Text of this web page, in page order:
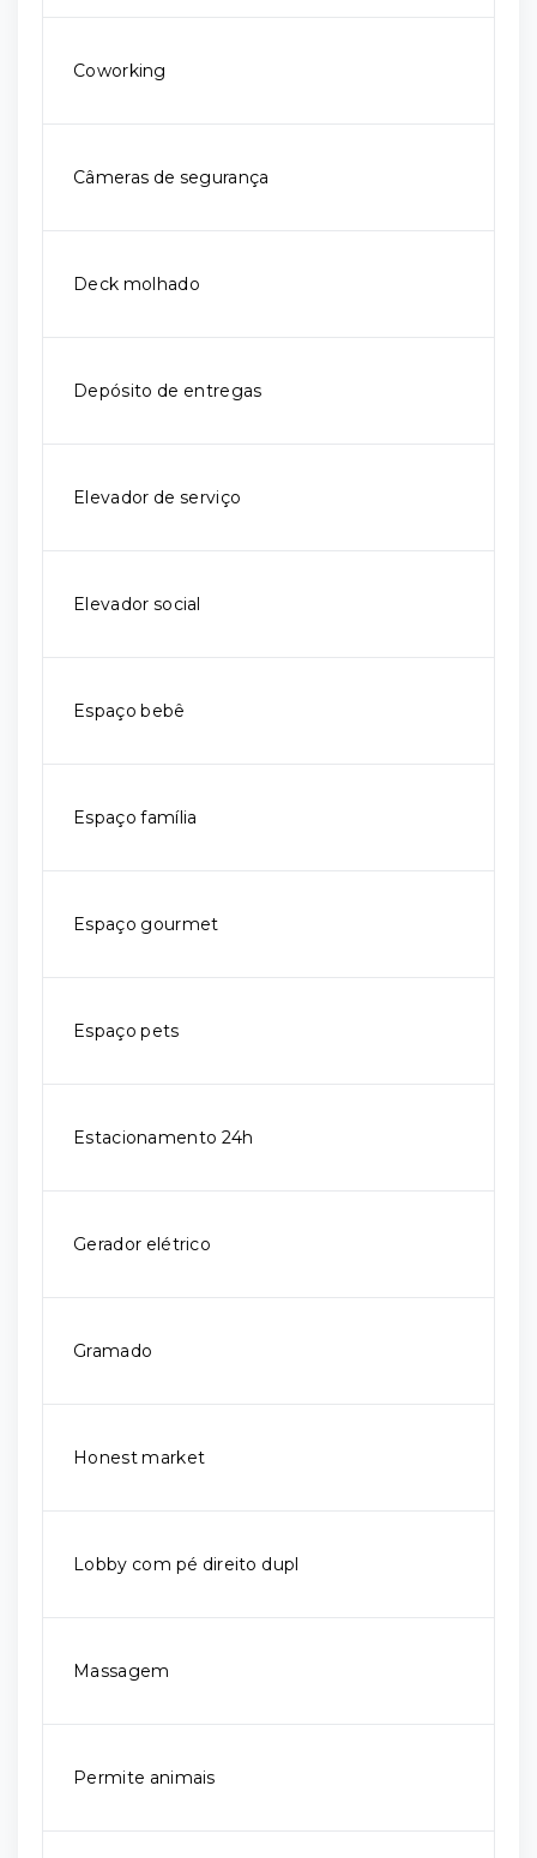
Coworking
Câmeras de segurança
Deck molhado
Depósito de entregas
Elevador de serviço
Elevador social
Espaço bebê
Espaço família
Espaço gourmet
Espaço pets
Estacionamento 24h
Gerador elétrico
Gramado
Honest market
Lobby com pé direito dupl
Massagem
Permite animais